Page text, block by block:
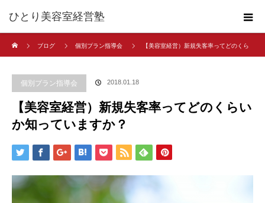
ひとり美容室経営塾
ブログ
個別プラン指導会 【美容室経営）新規失客率ってどのくら
個別プラン指導会 2018.01.18
【美容室経営）新規失客率ってどのくらい
か知っていますか？